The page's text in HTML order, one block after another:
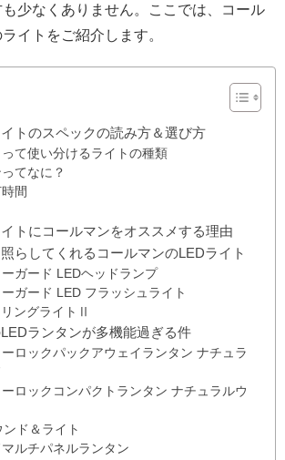
少なくありません。ここでは、コール
イトをご紹介します。
トのスペックの読み方＆選び方
って使い分けるライトの種類
てなに？
間
トにコールマンをオススメする理由
らしてくれるコールマンのLEDライト
ガード LEDヘッドランプ
ガード LED フラッシュライト
ングライトⅡ
ランタンが多機能過ぎる件
ロックパックアウェイランタン ナチュラ
ロックコンパクトランタン ナチュラルウ
ド＆ライト
ルチパネルランタン